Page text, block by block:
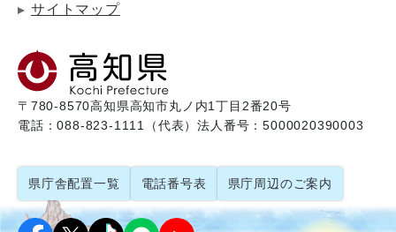
サイトマップ
〒780-8570高知県高知市丸ノ内1丁目2番20号
電話：088-823-1111（代表）法人番号：5000020390003
県庁舎配置一覧 電話番号表 県庁周辺のご案内